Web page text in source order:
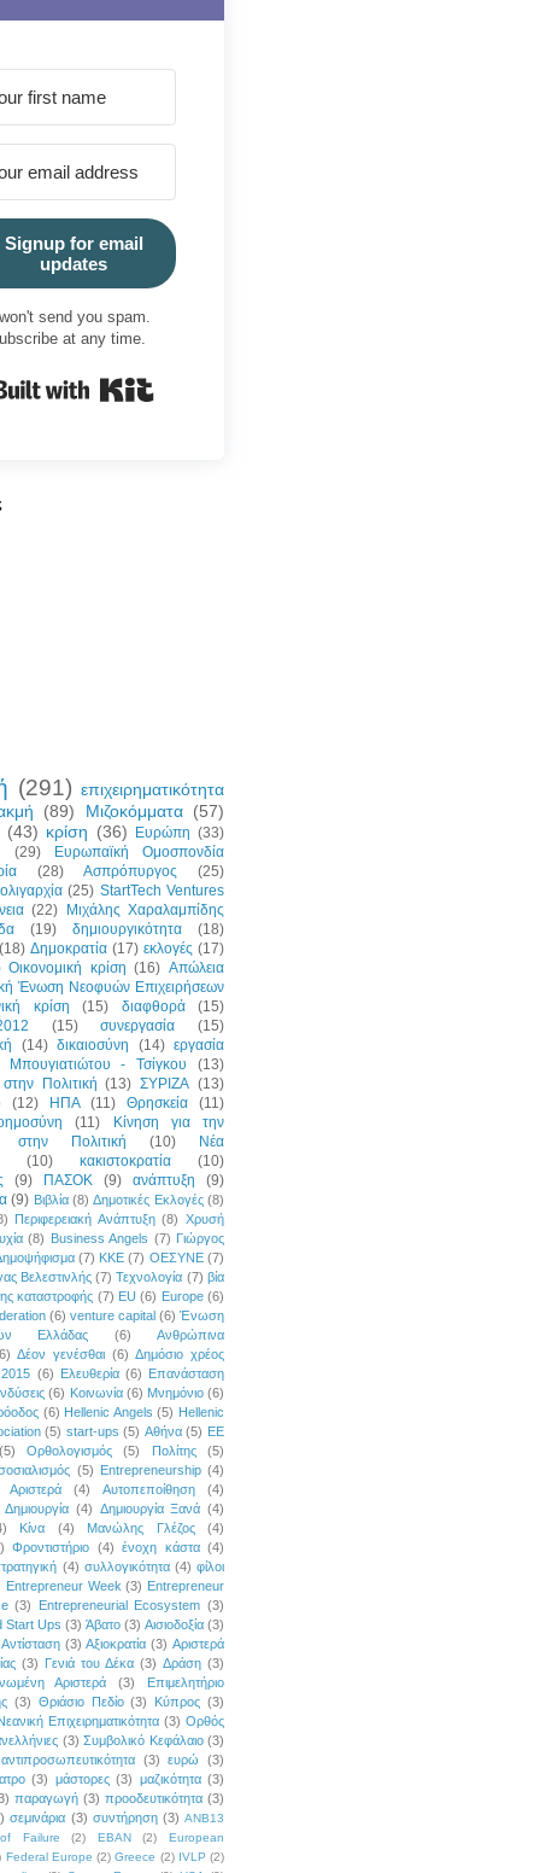
Signup for email
updates
send you spam.
at any time.
(291) επιχειρηματικότητα
(89) Μιζοκόμματα (57)
(43) κρίση (36) Ευρώπη (33)
(29)
Ευρωπαϊκή Ομοσπονδία
(28) Ασπρόπυργος
(25)
(25) StartTech Ventures
(22) Μιχάλης Χαραλαμπίδης
(19) δημιουργικότητα
(18)
(18) Δημοκρατία (17) εκλογές (17)
Οικονομική κρίση (16) Απώλεια
Ένωση Νεοφυών Επιχειρήσεων
κρίση (15) διαφθορά
(15)
(15) συνεργασία
(15)
(14) δικαιοσύνη (14) εργασία
Μπουγιατιώτου - Τσίγκου
(13)
Πολιτική (13) ΣΥΡΙΖΑ (13)
(12) ΗΠΑ (11) Θρησκεία
(11)
(11)
Κίνηση για την
στην Πολιτική
(10)
Νέα
(10) κακιστοκρατία
(10)
(9) ΠΑΣΟΚ (9) ανάπτυξη
(9)
(9) Βιβλία (8) Δημοτικές Εκλογές (8)
Περιφερειακή Ανάπτυξη (8) Χρυσή
(8) Business Angels (7) Γιώργος
(7) ΚΚΕ (7) ΟΕΣΥΝΕ (7)
Βελεστινλής (7) Τεχνολογία (7) βία
καταστροφής (7) EU (6) Europe (6)
(6) venture capital (6) Ένωση
Ελλάδας
(6)
Ανθρώπινα
Δέον γενέσθαι (6) Δημόσιο χρέος
(6) Ελευθερία (6) Επανάσταση
(6) Κοινωνία (6) Μνημόνιο (6)
(6) Hellenic Angels (5) Hellenic
(5) start-ups (5) Αθήνα (5) ΕΕ
(5) Ορθολογισμός (5) Πολίτης
(5)
(5) Entrepreneurship (4)
Αριστερά (4) Αυτοπεποίθηση
(4)
Δημιουργία (4) Δημιουργία Ξανά (4)
Κίνα (4) Μανώλης Γλέζος
(4)
Φροντιστήριο (4) ένοχη κάστα (4)
(4) συλλογικότητα (4) φίλοι
Entrepreneur Week (3) Entrepreneur
(3) Entrepreneurial Ecosystem (3)
Start Ups (3) Άβατο (3) Αισιοδοξία (3)
Αντίσταση (3) Αξιοκρατία (3) Αριστερά
(3) Γενιά του Δέκα (3) Δράση (3)
Αριστερά (3)
Επιμελητήριο
(3) Θριάσιο Πεδίο (3) Κύπρος (3)
Επιχειρηματικότητα (3) Ορθός
(3) Συμβολικό Κεφάλαιο (3)
αντιπροσωπευτικότητα (3) ευρώ
(3)
(3) μάστορες (3) μαζικότητα (3)
παραγωγή (3) προοδευτικότητα (3)
σεμινάρια (3) συντήρηση (3) ANB13
Failure (2) EBAN (2)
European
Federal Europe (2) Greece (2) IVLP (2)